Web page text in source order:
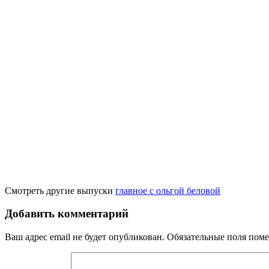
Смотреть другие выпуски главное с ольгой беловой
Добавить комментарий
Ваш адрес email не будет опубликован. Обязательные поля